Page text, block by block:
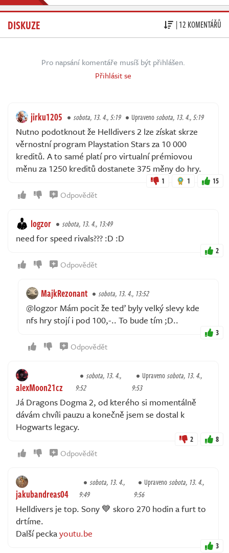
DISKUZE | 12 KOMENTÁŘŮ
Pro napsání komentáře musíš být přihlášen.
Přihlásit se
jirku1205 sobota, 13. 4., 5:19 Upravenosobota, 13. 4., 5:19
Nutno podotknout že Helldivers 2 lze získat skrze
věrnostní program Playstation Stars za 10 000
kreditů. A to samé platí pro virtualní prémiovou
měnu za 1250 kreditů dostanete 375 měny do hry.
1 1 15
Odpovědět
logzor sobota, 13. 4., 13:49
need for speed rivals??? :D :D
2
Odpovědět
MajkRezonant sobota, 13. 4., 13:52
@logzor Mám pocit že teď byly velký slevy kde
nfs hry stojí i pod 100,-.. To bude tím ;D..
3
Odpovědět
alexMoon21cz
sobota, 13. 4.,
9:52
Upravenosobota, 13. 4.,
9:53
Já Dragons Dogma 2, od kterého si momentálně
dávám chvíli pauzu a konečně jsem se dostal k
Hogwarts legacy.
2 8
Odpovědět
jakubandreas04
sobota, 13. 4.,
9:49
Upravenosobota, 13. 4.,
9:56
Helldivers je top. Sony 💙 skoro 270 hodin a furt to
drtíme.
Další peckayoutu.be
3